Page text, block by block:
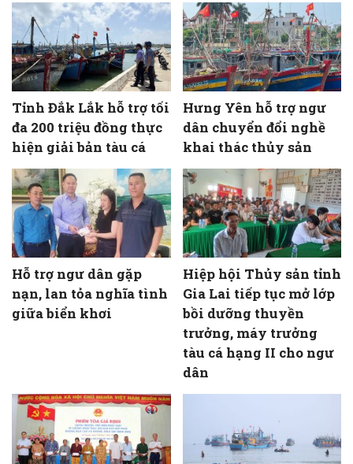
Tỉnh Đắk Lắk hỗ trợ tối
đa 200 triệu đồng thực
hiện giải bản tàu cá
Hưng Yên hỗ trợ ngư
dân chuyển đổi nghề
khai thác thủy sản
Hỗ trợ ngư dân gặp
nạn, lan tỏa nghĩa tình
giữa biển khơi
Hiệp hội Thủy sản tỉnh
Gia Lai tiếp tục mở lớp
bồi dưỡng thuyền
trưởng, máy trưởng
tàu cá hạng II cho ngư
dân